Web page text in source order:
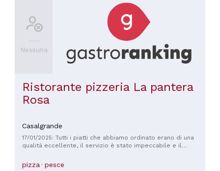
Nessuna
Ristorante pizzeria La pantera
Rosa
Casalgrande
17/01/2025: Tutti i piatti che abbiamo ordinato erano di una
qualità eccellente, il servizio è stato impeccabile e il
pizza pesce